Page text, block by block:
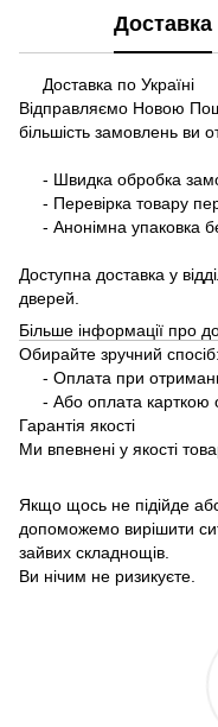
Доставка
Доставка по Україні
Відправляємо Новою
більшість замовлень ви
- Швидка обробка
- Перевірка товару
- Анонімна упаковка
Доступна доставка у
дверей.
Більше інформації про
Обирайте зручний спосіб:
- Оплата при
- Або оплата карткою
Гарантія якості
Ми впевнені у якості
Якщо щось не підійде
допоможемо вирішити
зайвих складнощів.
Ви нічим не ризикуєте.